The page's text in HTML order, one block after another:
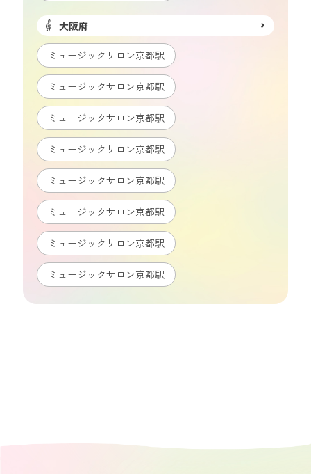
大阪府
ミュージックサロン京都駅
ミュージックサロン京都駅
ミュージックサロン京都駅
ミュージックサロン京都駅
ミュージックサロン京都駅
ミュージックサロン京都駅
ミュージックサロン京都駅
ミュージックサロン京都駅